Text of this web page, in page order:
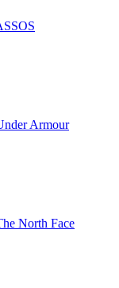
Armour
North Face